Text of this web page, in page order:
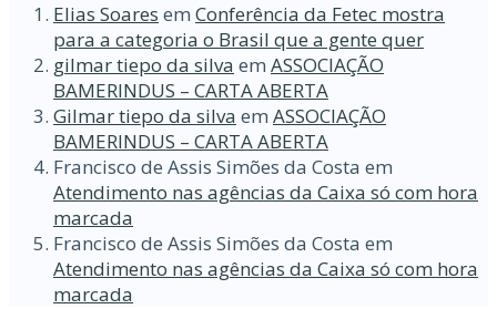
Elias Soares em Conferência da Fetec mostra
para a categoria o Brasil que a gente quer
gilmar tiepo da silva em ASSOCIAÇÃO
BAMERINDUS – CARTA ABERTA
Gilmar tiepo da silva em ASSOCIAÇÃO
BAMERINDUS – CARTA ABERTA
Francisco de Assis Simões da Costa em
Atendimento nas agências da Caixa só com hora
marcada
Francisco de Assis Simões da Costa em
Atendimento nas agências da Caixa só com hora
marcada